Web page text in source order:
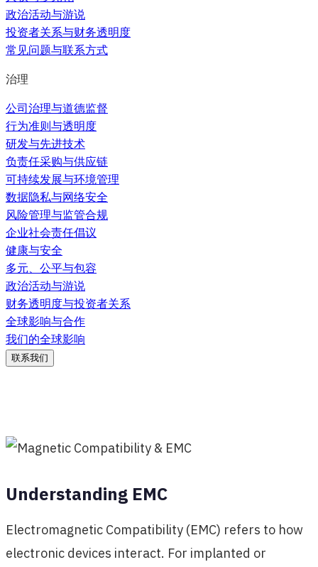
政治活动与游说
投资者关系与财务透明度
常见问题与联系方式
治理
公司治理与道德监督
行为准则与透明度
研发与先进技术
负责任采购与供应链
可持续发展与环境管理
数据隐私与网络安全
风险管理与监管合规
企业社会责任倡议
健康与安全
多元、公平与包容
政治活动与游说
财务透明度与投资者关系
全球影响与合作
我们的全球影响
联系我们
Understanding EMC
Electromagnetic Compatibility (EMC) refers to how
electronic devices interact. For implanted or